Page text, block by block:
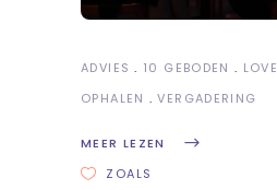
ADVIES 10 GEBODEN LOVE
OPHALEN
VERGADERING
MEER LEZEN
ZOALS